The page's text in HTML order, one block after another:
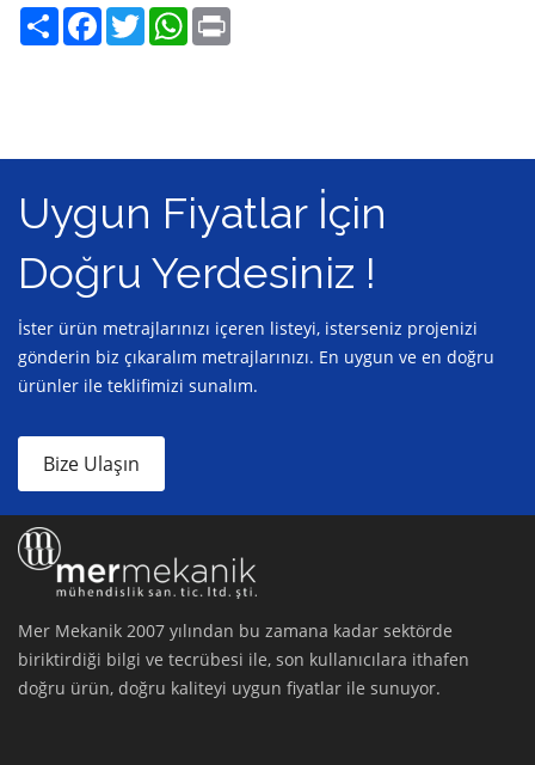
Share FacebookTwitterWhatsApp
Uygun Fiyatlar İçin
Doğru Yerdesiniz !
İster ürün metrajlarınızı içeren listeyi, isterseniz projenizi
gönderin biz çıkaralım metrajlarınızı. En uygun ve en doğru
ürünler ile teklifimizi sunalım.
Bize Ulaşın
Mer Mekanik 2007 yılından bu zamana kadar sektörde
biriktirdiği bilgi ve tecrübesi ile, son kullanıcılara ithafen
doğru ürün, doğru kaliteyi uygun fiyatlar ile sunuyor.